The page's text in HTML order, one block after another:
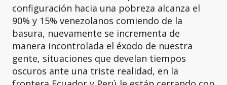
configuración hacia una pobreza alcanza el
90% y 15% venezolanos comiendo de la
basura, nuevamente se incrementa de
manera incontrolada el éxodo de nuestra
gente, situaciones que develan tiempos
oscuros ante una triste realidad, en la